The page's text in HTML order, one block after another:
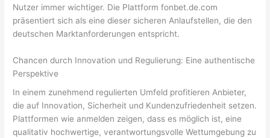
Nutzer immer wichtiger. Die Plattform fonbet.de.com
präsentiert sich als eine dieser sicheren Anlaufstellen, die den
deutschen Marktanforderungen entspricht.
Chancen durch Innovation und Regulierung: Eine authentische
Perspektive
In einem zunehmend regulierten Umfeld profitieren Anbieter,
die auf Innovation, Sicherheit und Kundenzufriedenheit setzen.
Plattformen wie anmelden zeigen, dass es möglich ist, eine
qualitativ hochwertige, verantwortungsvolle Wettumgebung zu